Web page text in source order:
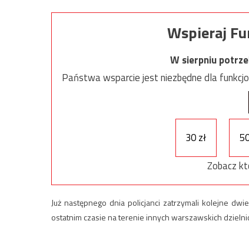
Wspieraj
W sierpniu
Państwa wsparcie jest niezbędne dla
30 zł
Zobacz
Już następnego dnia policjanci zatrzymali kolejne
ostatnim czasie na terenie innych warszawskich